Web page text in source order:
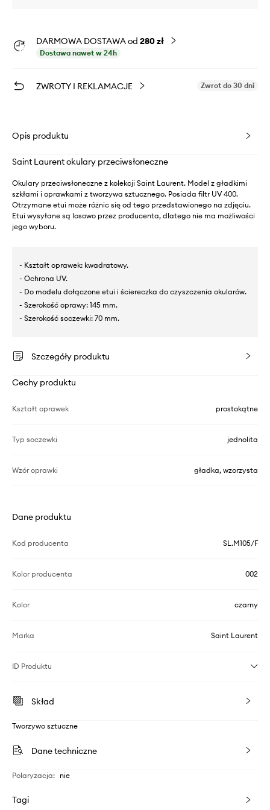
DARMOWA DOSTAWA od 280 zł
Dostawa nawet w 24h
ZWROTY I REKLAMACJE Zwrot do 30 dni
Opis produktu
Saint Laurent okulary przeciwsłoneczne
Okulary przeciwsłoneczne z kolekcji Saint Laurent. Model z gładkimi
szkłami i oprawkami z tworzywa sztucznego. Posiada filtr UV 400.
Otrzymane etui może różnic się od tego przedstawionego na zdjęciu.
Etui wysyłane są losowo przez producenta, dlatego nie ma możliwości
jego wyboru.
- Kształt oprawek: kwadratowy.
- Ochrona UV.
- Do modelu dołączone etui i ściereczka do czyszczenia okularów.
- Szerokość oprawy: 145 mm.
- Szerokość soczewki: 70 mm.
Szczegóły produktu
Cechy produktu
Kształt oprawek prostokątne
Typ soczewki jednolita
Wzór oprawki gładka, wzorzysta
Dane produktu
Kod producenta SL.M105/F
Kolor producenta 002
Kolor czarny
Marka Saint Laurent
ID Produktu
Skład
Tworzywo sztuczne
Dane techniczne
Polaryzacja: nie
Tagi